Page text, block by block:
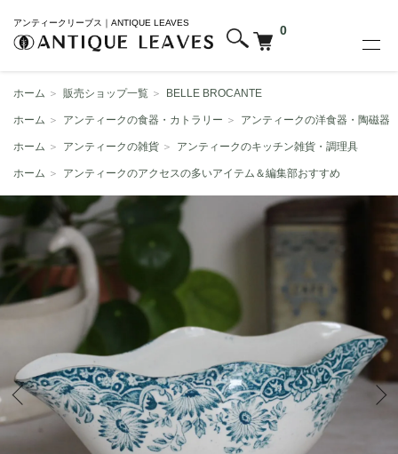
アンティークリーブス｜ANTIQUE LEAVES
0
ホーム ＞ 販売ショップ一覧 ＞ BELLE BROCANTE
ホーム ＞ アンティークの食器・カトラリー ＞ アンティークの洋食器・陶磁器
ホーム ＞ アンティークの雑貨 ＞ アンティークのキッチン雑貨・調理具
ホーム ＞ アンティークのアクセスの多いアイテム＆編集部おすすめ